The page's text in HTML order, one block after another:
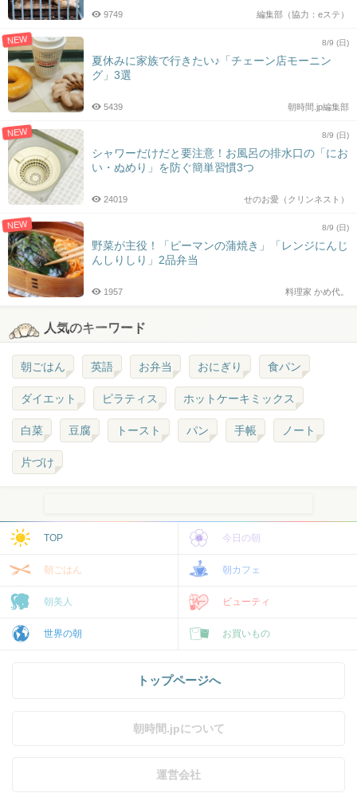
編集部（協力：eステ）
9749
NEW 8/9 (日)
夏休みに家族で行きたい♪「チェーン店モーニン
グ」3選
朝時間.jp編集部
5439
NEW 8/9 (日)
シャワーだけだと要注意！お風呂の排水口の「にお
い・ぬめり」を防ぐ簡単習慣3つ
せのお愛（クリンネスト）
24019
NEW 8/9 (日)
野菜が主役！「ピーマンの蒲焼き」「レンジにんじ
んしりしり」2品弁当
料理家 かめ代。
1957
人気のキーワード
朝ごはん 英語 お弁当 おにぎり 食パン
ダイエット ピラティス ホットケーキミックス
白菜 豆腐 トースト パン 手帳 ノート
片づけ
TOP 今日の朝
朝ごはん 朝カフェ
朝美人 ビューティ
世界の朝 お買いもの
トップページへ
朝時間.jpについて
運営会社